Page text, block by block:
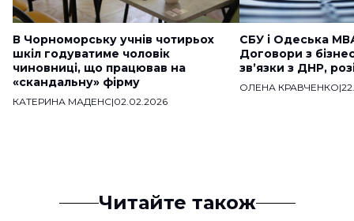
В Чорноморську учнів чотирьох
шкіл годуватиме чоловік
чиновниці, що працював на
«скандальну» фірму
КАТЕРИНА МАДЕНС|02.02.2026
СБУ і Одеська
Договори з
звʼязки з ДНР,
ОЛЕНА КРАВЧЕНКО|
Читайте також